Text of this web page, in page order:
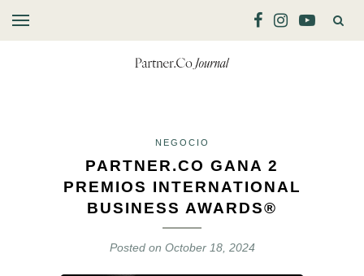
NEGOCIO
PARTNER.CO GANA 2
PREMIOS INTERNATIONAL
BUSINESS AWARDS®
Posted on October 18, 2024